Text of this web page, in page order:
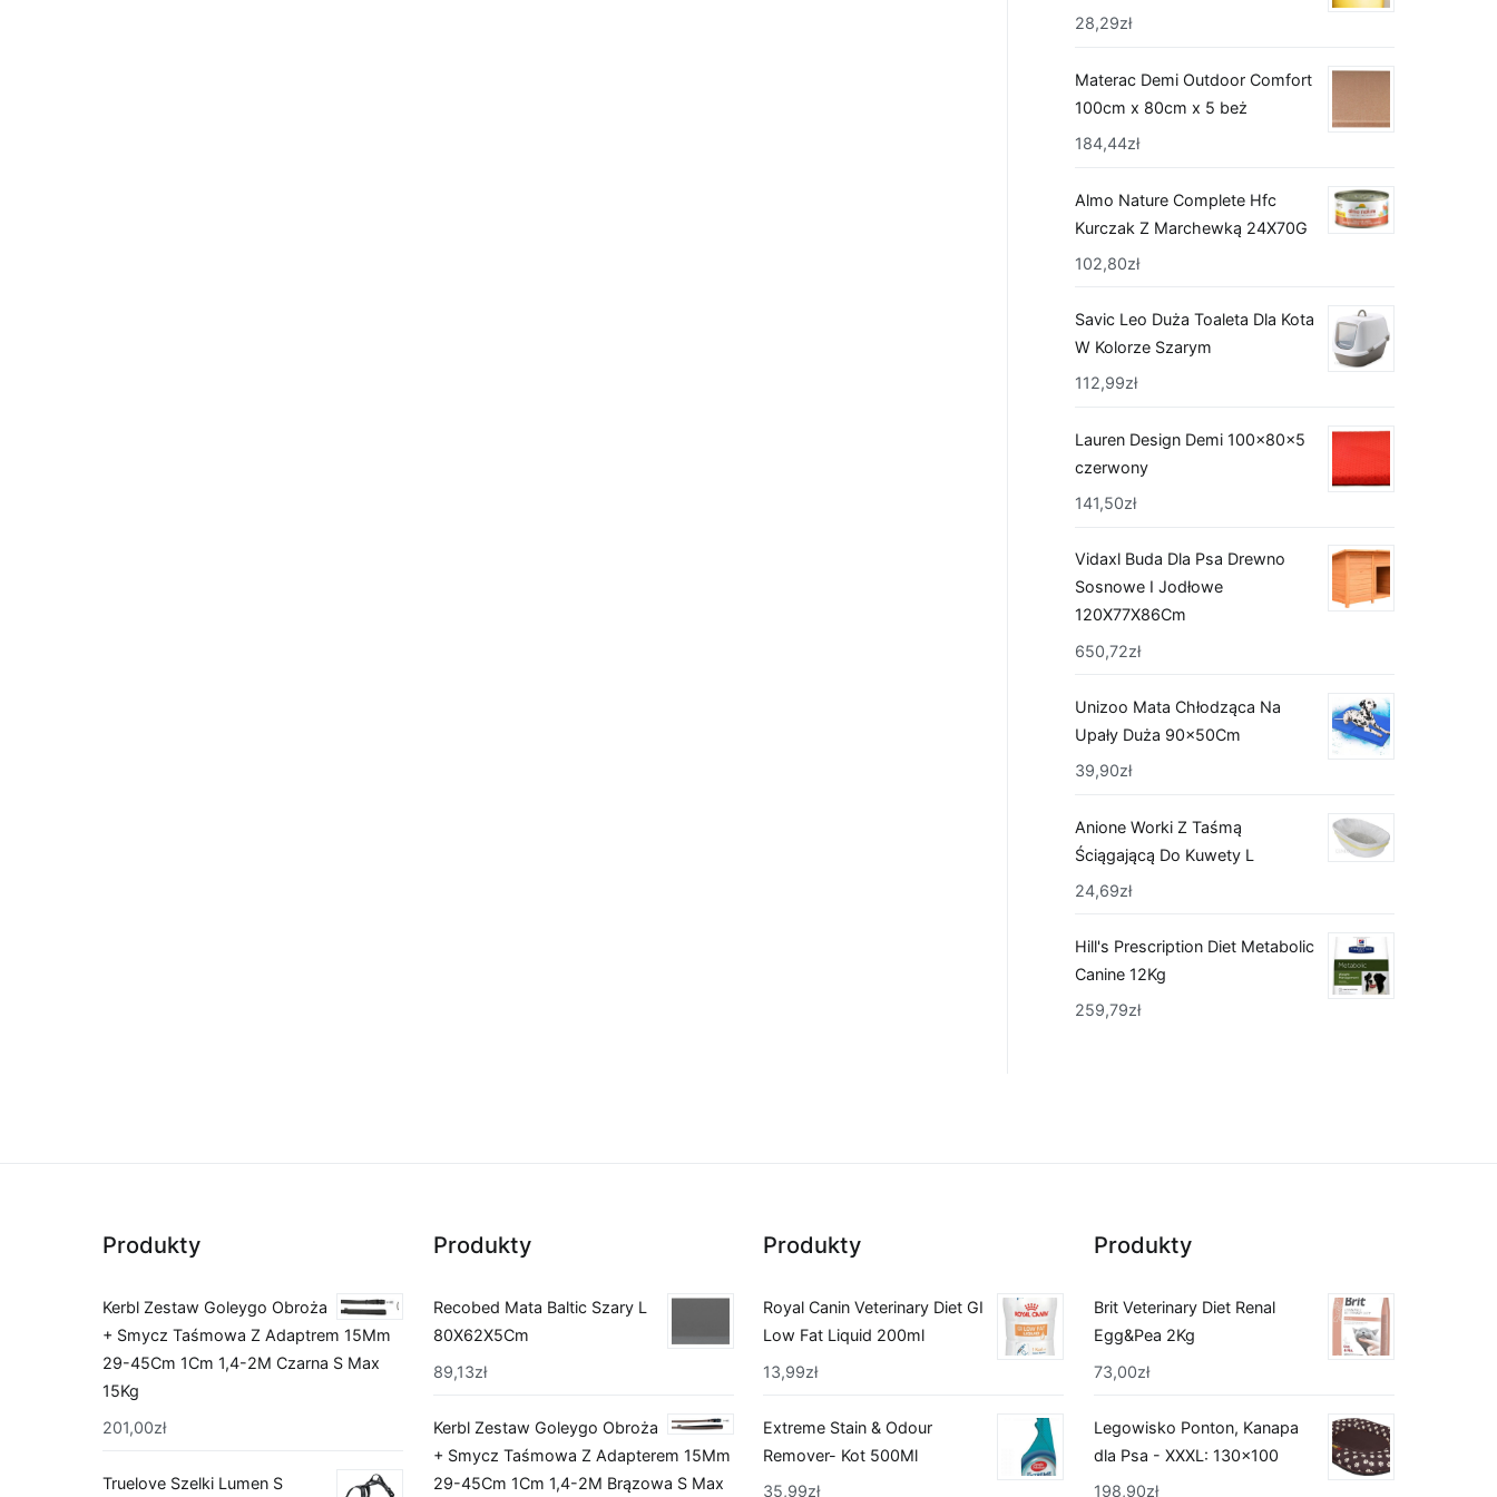
28,29zł
Materac Demi Outdoor Comfort
100cm x 80cm x 5 beż
184,44zł
Almo Nature Complete Hfc
Kurczak Z Marchewką 24X70G
102,80zł
Savic Leo Duża Toaleta Dla Kota
W Kolorze Szarym
112,99zł
Lauren Design Demi 100x80x5
czerwony
141,50zł
Vidaxl Buda Dla Psa Drewno
Sosnowe I Jodłowe
120X77X86Cm
650,72zł
Unizoo Mata Chłodząca Na
Upały Duża 90x50Cm
39,90zł
Anione Worki Z Taśmą
Ściągającą Do Kuwety L
24,69zł
Hill's Prescription Diet Metabolic
Canine 12Kg
259,79zł
Produkty
Kerbl Zestaw Goleygo Obroża
+ Smycz Taśmowa Z Adaptrem 15Mm
29-45Cm 1Cm 1,4-2M Czarna S Max
15Kg
201,00zł
Truelove Szelki Lumen S
Produkty
Recobed Mata Baltic Szary L
80X62X5Cm
89,13zł
Kerbl Zestaw Goleygo Obroża
+ Smycz Taśmowa Z Adapterem 15Mm
29-45Cm 1Cm 1,4-2M Brązowa S Max
Produkty
Royal Canin Veterinary Diet GI
Low Fat Liquid 200ml
13,99zł
Extreme Stain & Odour
Remover- Kot 500Ml
35,99zł
Produkty
Brit Veterinary Diet Renal
Egg&Pea 2Kg
73,00zł
Legowisko Ponton, Kanapa
dla Psa - XXXL: 130x100
198,90zł